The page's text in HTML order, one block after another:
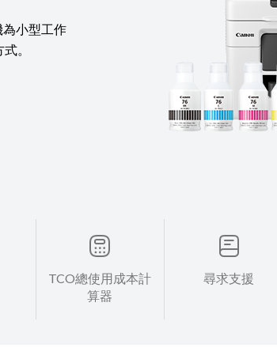
為小型工作
。
TCO總使用成本計
算器
尋求支援